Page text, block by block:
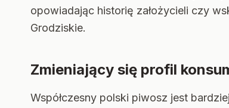
opowiadając historię założycieli czy
Grodziskie.
Zmieniający się profil
Współczesny polski piwosz jest